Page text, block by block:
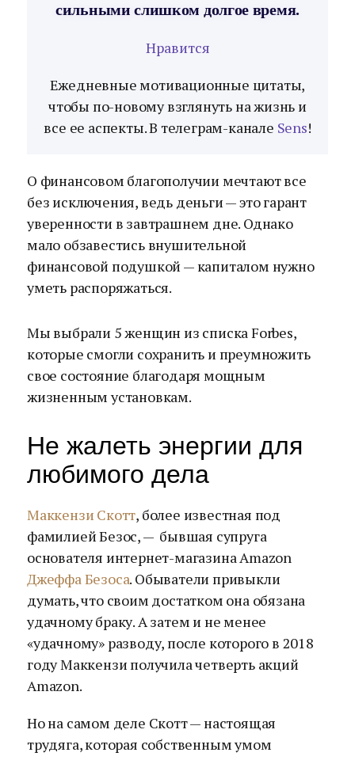
сильными слишком долгое время.
Нравится
Ежедневные мотивационные цитаты,
чтобы по-новому взглянуть на жизнь и
все ее аспекты. В телеграм-канале Sens!
О финансовом благополучии мечтают все
без исключения, ведь деньги — это гарант
уверенности в завтрашнем дне. Однако
мало обзавестись внушительной
финансовой подушкой — капиталом нужно
уметь распоряжаться.
Мы выбрали 5 женщин из списка Forbes,
которые смогли сохранить и преумножить
свое состояние благодаря мощным
жизненным установкам.
Не жалеть энергии для
любимого дела
Маккензи Скотт, более известная под
фамилией Безос, — бывшая супруга
основателя интернет-магазина Amazon
Джеффа Безоса. Обыватели привыкли
думать, что своим достатком она обязана
удачному браку. А затем и не менее
«удачному» разводу, после которого в 2018
году Маккензи получила четверть акций
Amazon.
Но на самом деле Скотт — настоящая
трудяга, которая собственным умом